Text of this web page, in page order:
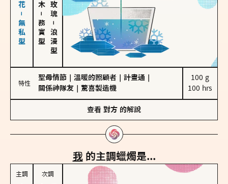
－
務實型 －
浪漫型
特性
聖母情節 溫暖的照顧者 計畫通
關係神隊友
驚喜製造機
100 g
100 hrs
查看 對方 的解說
我 的主調蠟燭是...
主調 次調